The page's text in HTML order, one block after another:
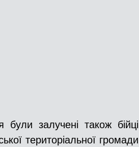
були залучені також бійці
територіальної громади